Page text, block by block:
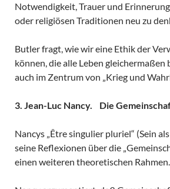
Notwendigkeit, Trauer und
oder religiösen Traditionen neu zu
Butler fragt, wie wir eine Ethik der
können, die alle Leben
auch im Zentrum von „Krieg und
3. Jean-Luc Nancy. Die
Nancys „Être singulier pluriel“ (Sein
seine Reflexionen über die
einen weiteren theoretischen Rahmen.